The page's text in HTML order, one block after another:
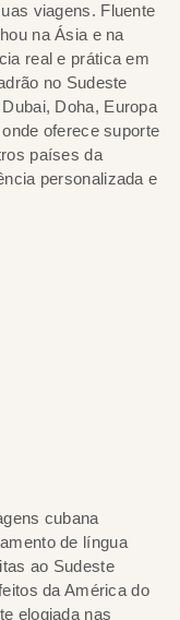
viagens. Fluente
na Ásia e na
real e prática em
no Sudeste
Doha, Europa
oferece suporte
países da
personalizada e
cubana
de língua
ao Sudeste
da América do
elogiada nas